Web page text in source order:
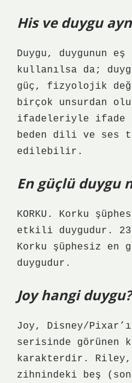
His ve duygu
Duygu, duygunun
kullanılsa da;
güç, fizyolojik
birçok unsurdan
ifadeleriyle ifade
beden dili ve ses
edilebilir.
En güçlü duygu
KORKU. Korku
etkili duygudur. 23
Korku şüphesiz
duygudur.
Joy hangi duygu?
Joy, Disney/
serisinde görünen
karakterdir. Riley,
zihnindeki beş